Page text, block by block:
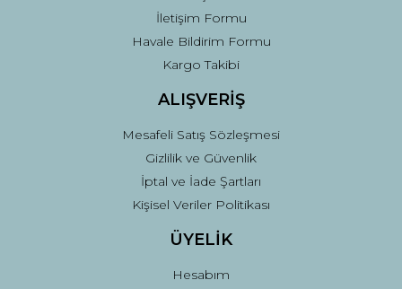
Gönder
İletişim Formu
Havale Bildirim Formu
Kargo Takibi
ALIŞVERİŞ
Mesafeli Satış Sözleşmesi
Gizlilik ve Güvenlik
İptal ve İade Şartları
Kişisel Veriler Politikası
ÜYELİK
Hesabım